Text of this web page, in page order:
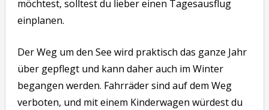
möchtest, solltest du lieber einen Tagesausflug
einplanen.
Der Weg um den See wird praktisch das ganze Jahr
über gepflegt und kann daher auch im Winter
begangen werden. Fahrräder sind auf dem Weg
verboten, und mit einem Kinderwagen würdest du